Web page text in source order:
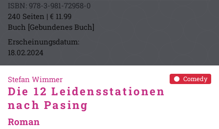
ISBN: 978-3-981-72958-0
240 Seiten | € 11.99
Buch [Gebundenes Buch]
Erscheinungsdatum:
18.02.2024
Comedy
Stefan Wimmer
Die 12 Leidensstationen
nach Pasing
Roman